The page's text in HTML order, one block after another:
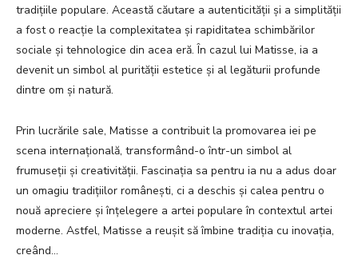
tradițiile populare. Această căutare a autenticității și a simplității
a fost o reacție la complexitatea și rapiditatea schimbărilor
sociale și tehnologice din acea eră. În cazul lui Matisse, ia a
devenit un simbol al purității estetice și al legăturii profunde
dintre om și natură.
Prin lucrările sale, Matisse a contribuit la promovarea iei pe
scena internațională, transformând-o într-un simbol al
frumuseții și creativității. Fascinația sa pentru ia nu a adus doar
un omagiu tradițiilor românești, ci a deschis și calea pentru o
nouă apreciere și înțelegere a artei populare în contextul artei
moderne. Astfel, Matisse a reușit să îmbine tradiția cu inovația,
creând…